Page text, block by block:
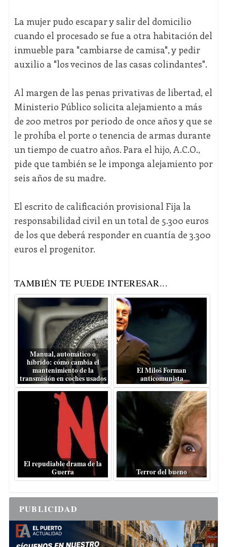
La mujer pudo escapar y salir del domicilio
cuando el procesado se fue a otra habitación del
inmueble para "cambiarse de camisa", y pedir
auxilio a "los vecinos de las casas colindantes".
Al margen de las penas privativas de libertad, el
Ministerio Público solicita alejamiento a más
de 200 metros por periodo de once años y que se
le prohíba el porte o tenencia de armas durante
un tiempo de cuatro años. Para el hijo, A.C.O.,
pide que también se le imponga alejamiento por
seis años de su madre.
El escrito de calificación provisional Fija la
responsabilidad civil en un total de 5.300 euros
de los que deberá responder en cuantía de 3.300
euros el progenitor.
TAMBIÉN TE PUEDE INTERESAR...
Manual, automático o
híbrido: cómo cambia el
mantenimiento de la
transmisión en coches usados
El Miloš Forman
anticomunista
El repudiable drama de la
Guerra
Terror del bueno
PUBLICIDAD